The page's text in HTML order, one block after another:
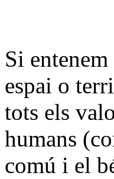
Si
espai o
tots els
humans
comú i el